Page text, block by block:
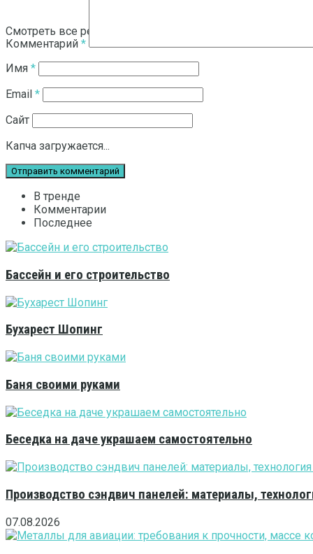
Смотреть все результаты
Комментарий *
Имя *
Email *
Сайт
Капча загружается...
В тренде
Комментарии
Последнее
Бассейн и его строительство
Бухарест Шопинг
Баня своими руками
Беседка на даче украшаем самостоятельно
Производство сэндвич панелей: материалы,
07.08.2026